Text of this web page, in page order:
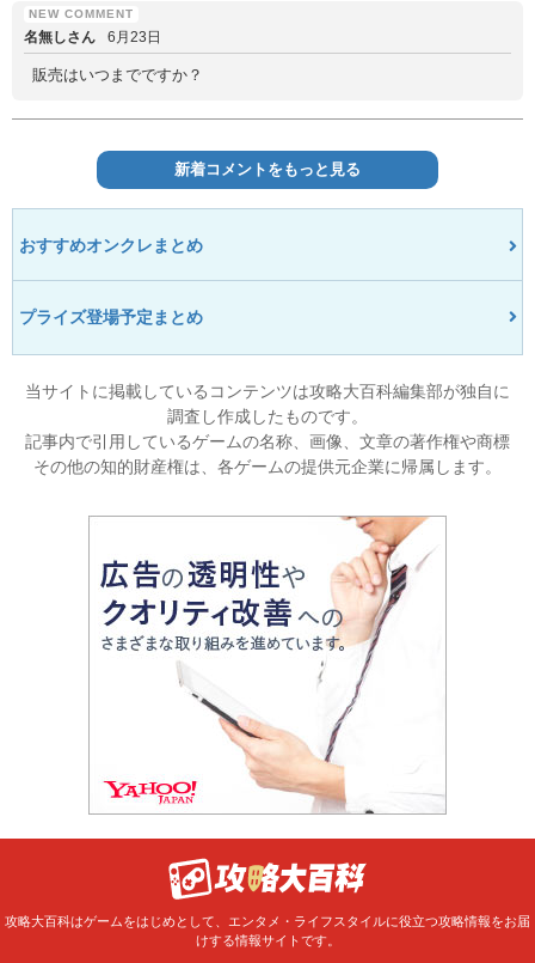
名無しさん 6月23日
販売はいつまでですか？
新着コメントをもっと見る
おすすめオンクレまとめ
プライズ登場予定まとめ
当サイトに掲載しているコンテンツは攻略大百科編集部が独自に
調査し作成したものです。
記事内で引用しているゲームの名称、画像、文章の著作権や商標
その他の知的財産権は、各ゲームの提供元企業に帰属します。
攻略大百科はゲームをはじめとして、エンタメ・ライフスタイルに役立つ攻略情報をお届
けする情報サイトです。